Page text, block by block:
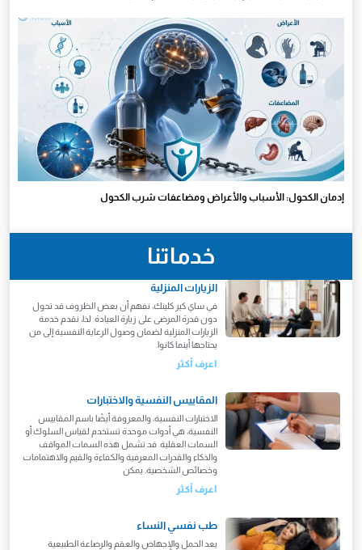
إدمان الكحول: الأسباب والأعراض ومضاعفات شرب الكحول
خدماتنا
الزيارات المنزلية
في ساي كير كلينك، نفهم أن بعض الظروف قد تحول
دون قدرة المرضى على زيارة العيادة. لذا، نقدم خدمة
الزيارات المنزلية لضمان وصول الرعاية النفسية إلى من
يحتاجها أينما كانوا.
اعرف أكثر
المقاييس النفسية والاختبارات
الاختبارات النفسية، والمعروفة أيضًا باسم المقاييس
النفسية، هي أدوات موحدة تستخدم لقياس السلوك أو
السمات العقلية. قد تشمل هذه السمات المواقف
والذكاء والقدرات المعرفية والكفاءة والقيم والاهتمامات
وخصائص الشخصية. يمكن
اعرف أكثر
طب نفسي النساء
يعد الحمل والإجهاض والعقم والرضاعة الطبيعية